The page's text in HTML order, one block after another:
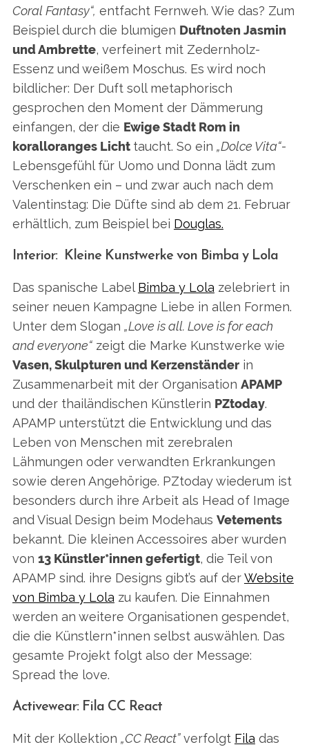
Coral Fantasy“, entfacht Fernweh. Wie das? Zum
Beispiel durch die blumigen Duftnoten Jasmin
und Ambrette, verfeinert mit Zedernholz-
Essenz und weißem Moschus. Es wird noch
bildlicher: Der Duft soll metaphorisch
gesprochen den Moment der Dämmerung
einfangen, der die Ewige Stadt Rom in
koralloranges Licht taucht. So ein „Dolce Vita“-
Lebensgefühl für Uomo und Donna lädt zum
Verschenken ein – und zwar auch nach dem
Valentinstag: Die Düfte sind ab dem 21. Februar
erhältlich, zum Beispiel bei Douglas.
Interior: Kleine Kunstwerke von Bimba y Lola
Das spanische LabelBimba y Lola zelebriert in
seiner neuen Kampagne Liebe in allen Formen.
Unter dem Slogan „Love is all. Love is for each
and everyone“zeigt die Marke Kunstwerke wie
Vasen, Skulpturen und Kerzenständerin
Zusammenarbeit mit der Organisation APAMP
und der thailändischen Künstlerin PZtoday.
APAMP unterstützt die Entwicklung und das
Leben von Menschen mit zerebralen
Lähmungen oder verwandten Erkrankungen
sowie deren Angehörige. PZtoday wiederum ist
besonders durch ihre Arbeit als Head of Image
and Visual Design beim Modehaus Vetements
bekannt. Die kleinen Accessoires aber wurden
von 13 Künstler*innen gefertigt, die Teil von
APAMP sind. ihre Designs gibt’s auf derWebsite
von Bimba y Lola zu kaufen. Die Einnahmen
werden an weitere Organisationen gespendet,
die die Künstlern*innen selbst auswählen. Das
gesamte Projekt folgt also der Message:
Spread the love.
Activewear: Fila CC React
Mit der Kollektion „CC React”verfolgt Fila das
e
a
r
c
h
f
r